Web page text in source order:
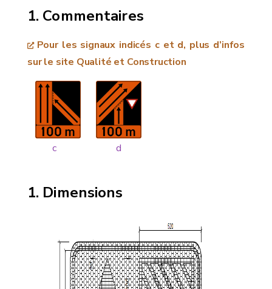
Commentaires
Pour les signaux indicés c et d, plus d’infos
sur le site Qualité et Construction
c d
Dimensions